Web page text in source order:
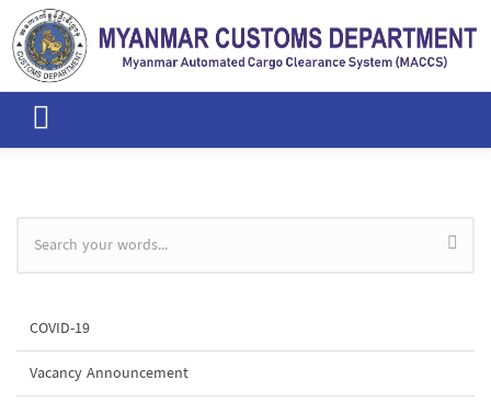
Skip to main content
Search form
COVID-19
Vacancy Announcement